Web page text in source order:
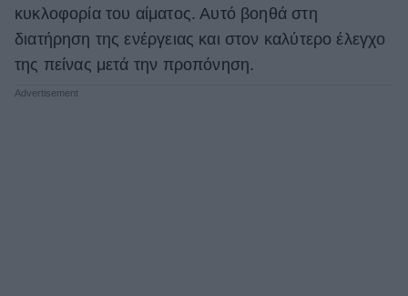
κυκλοφορία του αίματος. Αυτό βοηθά στη
διατήρηση της ενέργειας και στον καλύτερο έλεγχο
της πείνας μετά την προπόνηση.